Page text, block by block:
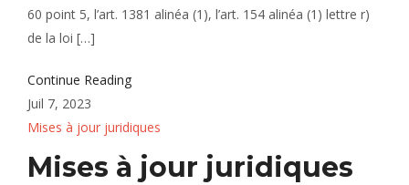
60 point 5, l’art. 1381 alinéa (1), l’art. 154 alinéa (1) lettre r)
de la loi […]
Continue Reading
Juil 7, 2023
Mises à jour juridiques
Mises à jour juridiques